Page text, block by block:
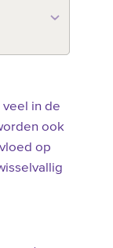
in de
ook
op